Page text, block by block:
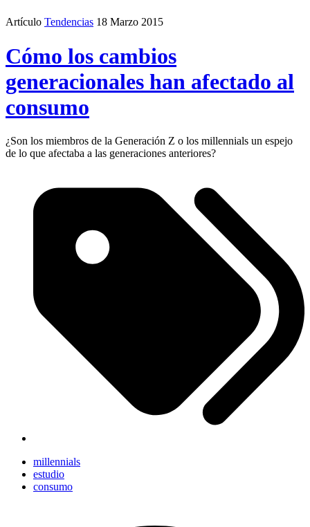
Artículo Tendencias 18 Marzo 2015
Cómo los cambios
generacionales han afectado al
consumo
¿Son los miembros de la Generación Z o los millennials un espejo
de lo que afectaba a las generaciones anteriores?
millennials
estudio
consumo